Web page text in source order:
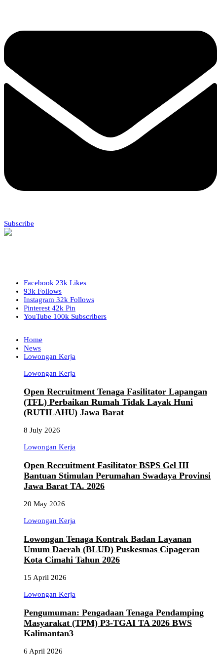
Subscribe
Facebook 23k Likes
93k Follows
Instagram 32k Follows
Pinterest 42k Pin
YouTube 100k Subscribers
Home
News
Lowongan Kerja
Lowongan Kerja
Open Recruitment Tenaga Fasilitator Lapangan
(TFL) Perbaikan Rumah Tidak Layak Huni
(RUTILAHU) Jawa Barat
8 July 2026
Lowongan Kerja
Open Recruitment Fasilitator BSPS Gel III
Bantuan Stimulan Perumahan Swadaya Provinsi
Jawa Barat TA. 2026
20 May 2026
Lowongan Kerja
Lowongan Tenaga Kontrak Badan Layanan
Umum Daerah (BLUD) Puskesmas Cipageran
Kota Cimahi Tahun 2026
15 April 2026
Lowongan Kerja
Pengumuman: Pengadaan Tenaga Pendamping
Masyarakat (TPM) P3-TGAI TA 2026 BWS
Kalimantan3
6 April 2026